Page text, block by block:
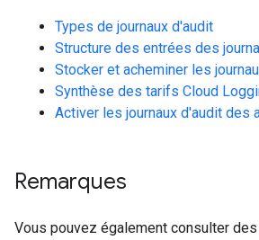
Types de journaux d'audit
Structure des entrées des
Stocker et acheminer les
Synthèse des tarifs Cloud
Activer les journaux d'audit des
Remarques
Vous pouvez également consulter des